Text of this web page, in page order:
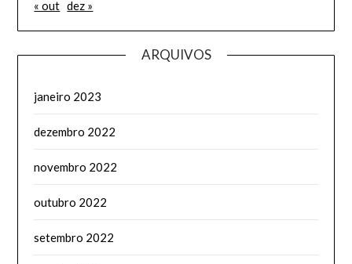
« out dez »
ARQUIVOS
janeiro 2023
dezembro 2022
novembro 2022
outubro 2022
setembro 2022